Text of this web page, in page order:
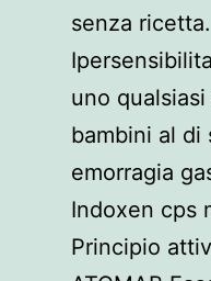
senza ricetta.
uno
bambini al di
emorragia
Indoxen cps
Principio